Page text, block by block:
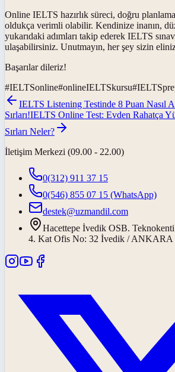
Online IELTS hazırlık süreci, doğru
oldukça verimli olabilir. Kendinize inanın,
yukarıdaki adımları takip ederek IELTS
ulaşabilirsiniz. Unutmayın, her şey sizin
Başarılar dileriz!
#IELTSonline#onlineIELTSkursu#
IELTS Listening Testinde 8 Puan Nasıl
Sırları!IELTS Online Test: Evden Rahatça
Sırları Neler?
İletişim Merkezi (09.00 - 22.00)
0(312) 911 37 15
0(546) 855 07 15 (WhatsApp)
destek@uzmandil.com
Hacettepe İvedik OSB.
4. Kat Ofis No: 32 İvedik / ANKARA